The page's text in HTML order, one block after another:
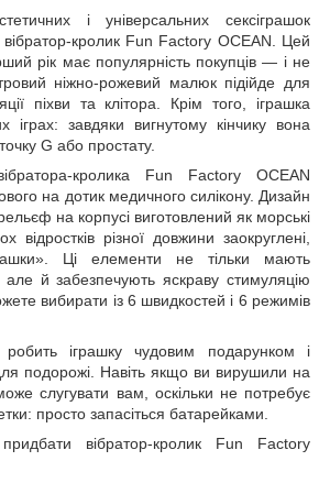
і універсальних сексіграшок
кролик Fun Factory OCEAN. Цей
рік має популярність покупців — і не
ніжно-рожевий малюк підійде для
піхви та клітора. Крім того, іграшка
іграх: завдяки вигнутому кінчику вона
G або простату.
кролика Fun Factory OCEAN
на дотик медичного силікону. Дизайн
на корпусі виготовлений як морські
відростків різної довжини заокруглені,
Ці елементи не тільки мають
але й забезпечують яскраву стимуляцію
вибирати із 6 швидкостей і 6 режимів
іграшку чудовим подарунком і
подорожі. Навіть якщо ви вирушили на
слугувати вам, оскільки не потребує
просто запасіться батарейками.
вібратор-кролик Fun Factory